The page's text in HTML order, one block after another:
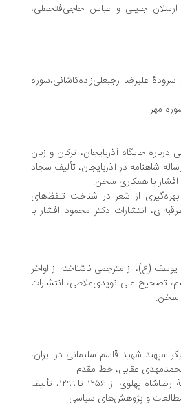
جلیلی و عباس حاجی‌فتحعلی،
رجبعلی‌زاده‌کاشانی،سوره
جایگاه آذربایجان، ترکان و زبان
در آذربایجان، تألیف سجاد
با همکاری سخن.
از شعر در شناخت تلفظ‌های
انتشارات دکتر محمود افشار‏‫ با
مترجمی ناشناخته از اواخر
علی نویدی‌ملاطی، انتشارات
شهید قاسم سلیمانی در ایران،
عقابی، خط مقدم.
: زندگی‌نامۀ رضاشاه پهلوی از ۱۲۵۶ تا ۱۲۹۹، تألیف